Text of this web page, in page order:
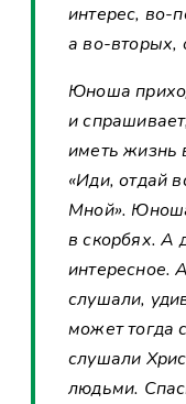
интерес, во-
а во-вторых,
Юноша
и
иметь жизнь
«Иди, отдай
Мной».
в скорбях. А
интересное.
слушали,
может тогда
слушали
людьми.